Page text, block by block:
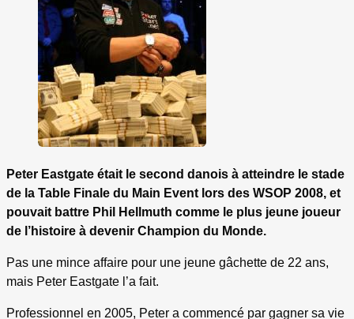
Peter Eastgate était le second danois à atteindre le stade
de la Table Finale du Main Event lors des WSOP 2008, et
pouvait battre Phil Hellmuth comme le plus jeune joueur
de l’histoire à devenir Champion du Monde.
Pas une mince affaire pour une jeune gâchette de 22 ans,
mais Peter Eastgate l’a fait.
Professionnel en 2005, Peter a commencé par gagner sa vie